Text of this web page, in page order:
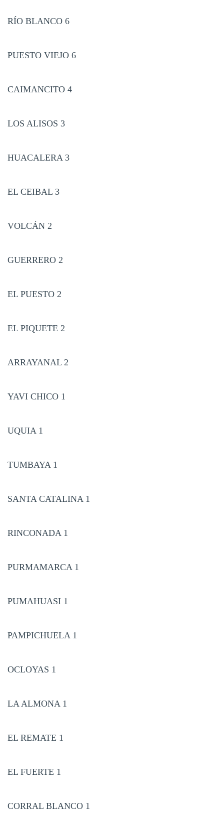
RÍO BLANCO 6
PUESTO VIEJO 6
CAIMANCITO 4
LOS ALISOS 3
HUACALERA 3
EL CEIBAL 3
VOLCÁN 2
GUERRERO 2
EL PUESTO 2
EL PIQUETE 2
ARRAYANAL 2
YAVI CHICO 1
UQUIA 1
TUMBAYA 1
SANTA CATALINA 1
RINCONADA 1
PURMAMARCA 1
PUMAHUASI 1
PAMPICHUELA 1
OCLOYAS 1
LA ALMONA 1
EL REMATE 1
EL FUERTE 1
CORRAL BLANCO 1